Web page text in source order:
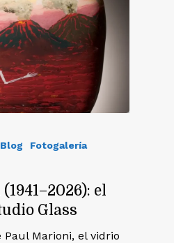
Blog
Fotogalería
el
Glass
Marioni, el vidrio